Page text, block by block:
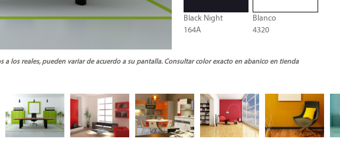
Black Night
164A
Blanco
4320
a los reales, pueden variar de acuerdo a su pantalla. Consultar color exacto en abanico en tienda